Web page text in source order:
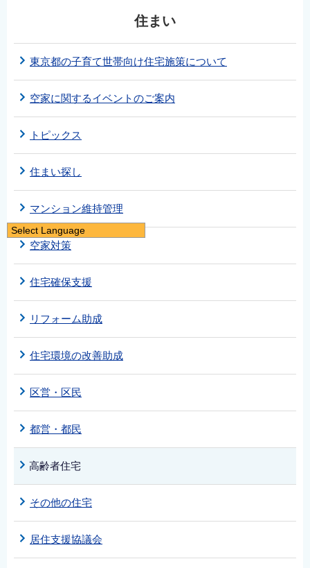
住まい
東京都の子育て世帯向け住宅施策について
空家に関するイベントのご案内
トピックス
住まい探し
マンション維持管理
空家対策
住宅確保支援
リフォーム助成
住宅環境の改善助成
区営・区民
都営・都民
高齢者住宅
その他の住宅
居住支援協議会
Select Language
日本語
繁體中文
한국어
नेपाली
Filipino